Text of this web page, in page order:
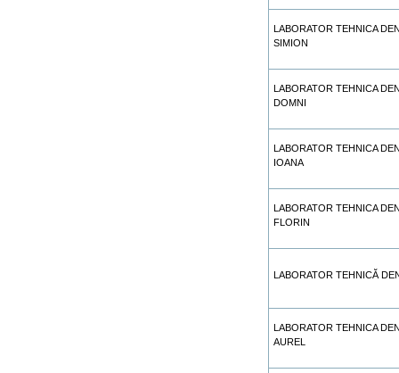
LABORATOR TEHNICA
SIMION
LABORATOR TEHNICA
DOMNI
LABORATOR TEHNICA
IOANA
LABORATOR TEHNICA
FLORIN
LABORATOR TEHNICĂ
LABORATOR TEHNICA
AUREL